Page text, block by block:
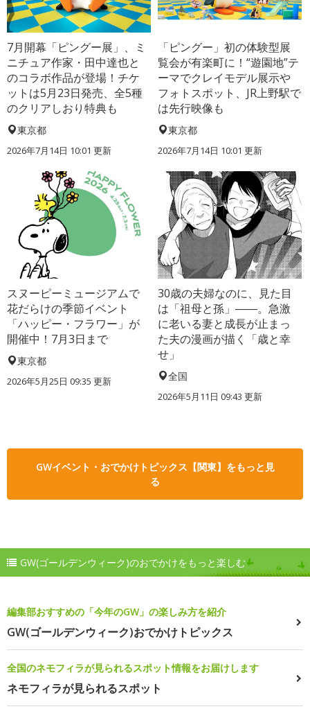
7月開幕「ピングー展」、ミ
ニチュア作家・田中達也と
のコラボ作品が登場！チケ
ットは5月23日発売、全5種
のクリアしおり特典も
東京都
2026年7月14日 10:01 更新
「ピングー」初の体験型展
覧会が有楽町に！“遊園地”テ
ーマでクレイモデル展示や
フォトスポット、JR上野駅で
は先行映像も
東京都
2026年7月14日 10:01 更新
スヌーピーミュージアムで
花だらけの季節イベント
「ハッピー・フラワー」が
開催中！7月3日まで
東京都
2026年5月25日 09:35 更新
30歳の夫婦なのに、見た目
は「祖母と孫」――。急激
に老いる妻と成長が止まっ
た夫の漫画が描く「歳と幸
せ」
全国
2026年5月11日 09:43 更新
GWイベント・おでかけトピックス【関東】をもっと見
る
GW(ゴールデンウィーク)のおでかけをもっと楽しむ
編集部おすすめの「今年のGW」の楽しみ方を紹介
GW(ゴールデンウィーク)おでかけトピックス
全国のネモフィラが見られるスポット情報をお届けします
ネモフィラが見られるスポット